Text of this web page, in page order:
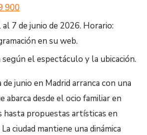
900
al 7 de junio de 2026. Horario:
en su web.
según el espectáculo y la ubicación.
de junio en Madrid arranca con una
desde el ocio familiar en
hasta propuestas artísticas en
ciudad mantiene una dinámica